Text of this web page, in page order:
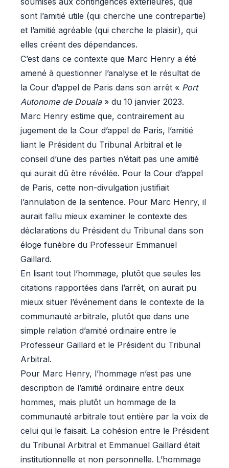
sont l’amitié utile (qui cherche une contrepartie)
et l’amitié agréable (qui cherche le plaisir), qui
elles créent des dépendances.
C’est dans ce contexte que Marc Henry a été
amené à questionner l’analyse et le résultat de
la Cour d’appel de Paris dans son arrêt « Port
Autonome de Douala» du 10 janvier 2023.
Marc Henry estime que, contrairement au
jugement de la Cour d’appel de Paris, l’amitié
liant le Président du Tribunal Arbitral et le
conseil d’une des parties n’était pas une amitié
qui aurait dû être révélée. Pour la Cour d’appel
de Paris, cette non-divulgation justifiait
l’annulation de la sentence. Pour Marc Henry, il
aurait fallu mieux examiner le contexte des
déclarations du Président du Tribunal dans son
éloge funèbre du Professeur Emmanuel
Gaillard.
En lisant tout l’hommage, plutôt que seules les
citations rapportées dans l’arrêt, on aurait pu
mieux situer l’événement dans le contexte de la
communauté arbitrale, plutôt que dans une
simple relation d’amitié ordinaire entre le
Professeur Gaillard et le Président du Tribunal
Arbitral.
Pour Marc Henry, l’hommage n’est pas une
description de l’amitié ordinaire entre deux
hommes, mais plutôt un hommage de la
communauté arbitrale tout entière par la voix de
celui qui le faisait. La cohésion entre le Président
du Tribunal Arbitral et Emmanuel Gaillard était
institutionnelle et non personnelle. L’hommage